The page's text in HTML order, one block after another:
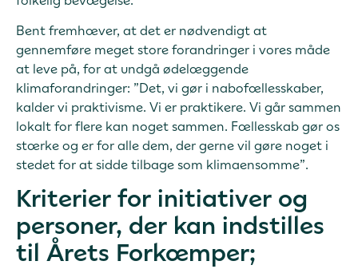
Bent fremhæver, at det er nødvendigt at
gennemføre meget store forandringer i vores måde
at leve på, for at undgå ødelæggende
klimaforandringer: ”Det, vi gør i nabofællesskaber,
kalder vi praktivisme. Vi er praktikere. Vi går sammen
lokalt for flere kan noget sammen. Fællesskab gør os
stærke og er for alle dem, der gerne vil gøre noget i
stedet for at sidde tilbage som klimaensomme”.
Kriterier for initiativer og
personer, der kan indstilles
til Årets Forkæmper;